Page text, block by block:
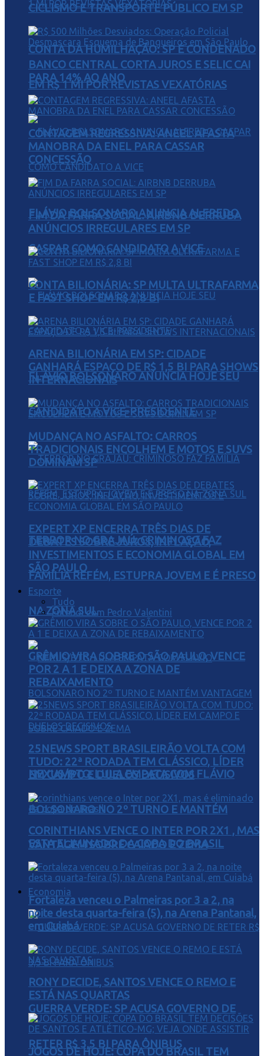
CONTA DA HUMILHAÇÃO: SP É CONDENADO
EM R$ 1 MI POR REVISTAS VEXATÓRIAS
FLÁVIO BOLSONARO ANUNCIA ALFREDO
GASPAR COMO CANDIDATO A VICE
FLÁVIO BOLSONARO ANUNCIA HOJE SEU
CANDIDATO A VICE-PRESIDENTE
TERROR NO GRAJAÚ: CRIMINOSO FAZ
FAMÍLIA REFÉM, ESTUPRA JOVEM E É PRESO
NA ZONA SUL
NEXUS/BTG: LULA EMPATA COM FLÁVIO
BOLSONARO NO 2º TURNO E MANTÉM
VANTAGEM SOBRE CAIADO E ZEMA
Economia
GUERRA VERDE: SP ACUSA GOVERNO DE
RETER R$ 3,5 BI PARA ÔNIBUS
CICLISMO E TRANSPORTE PÚBLICO EM SP
BANCO CENTRAL CORTA JUROS E SELIC CAI
PARA 14% AO ANO
CONTAGEM REGRESSIVA: ANEEL AFASTA
MANOBRA DA ENEL PARA CASSAR
CONCESSÃO
FIM DA FARRA SOCIAL: AIRBNB DERRUBA
ANÚNCIOS IRREGULARES EM SP
CONTA BILIONÁRIA: SP MULTA ULTRAFARMA
E FAST SHOP EM R$ 2,8 BI
ARENA BILIONÁRIA EM SP: CIDADE
GANHARÁ ESPAÇO DE R$ 1,5 BI PARA SHOWS
INTERNACIONAIS
MUDANÇA NO ASFALTO: CARROS
TRADICIONAIS ENCOLHEM E MOTOS E SUVS
DOMINAM SP
EXPERT XP ENCERRA TRÊS DIAS DE
DEBATES SOBRE JUROS, INFLAÇÃO,
INVESTIMENTOS E ECONOMIA GLOBAL EM
SÃO PAULO
Esporte
Tudo
Futebol com Pedro Valentini
GRÊMIO VIRA SOBRE O SÃO PAULO, VENCE
POR 2 A 1 E DEIXA A ZONA DE
REBAIXAMENTO
25NEWS SPORT BRASILEIRÃO VOLTA COM
TUDO: 22ª RODADA TEM CLÁSSICO, LÍDER
EM CAMPO E DUELOS DECISIVOS
CORINTHIANS VENCE O INTER POR 2X1 , MAS
ESTA ELIMINADO DA COPA DO BRASIL
Fortaleza venceu o Palmeiras por 3 a 2, na
noite desta quarta-feira (5), na Arena Pantanal,
em Cuiabá
RONY DECIDE, SANTOS VENCE O REMO E
ESTÁ NAS QUARTAS
JOGOS DE HOJE: COPA DO BRASIL TEM